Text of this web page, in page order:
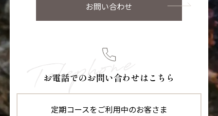
お問い合わせ
お電話でのお問い合わせはこちら
定期コースをご利用中のお客さま